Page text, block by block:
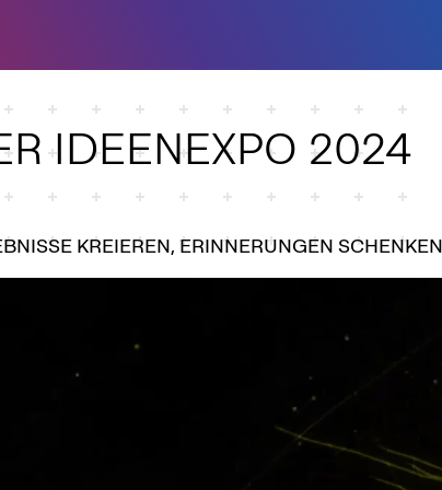
IDEENEXPO 2024
KREIEREN, ERINNERUNGEN